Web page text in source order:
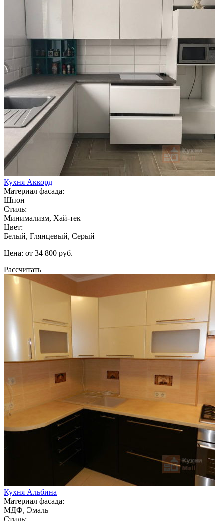
Кухня Аккорд
Материал фасада:
Шпон
Стиль:
Минимализм, Хай-тек
Цвет:
Белый, Глянцевый, Серый
Цена: от 34 800 руб.
Рассчитать
Кухня Альбина
Материал фасада:
МДФ, Эмаль
Стиль: